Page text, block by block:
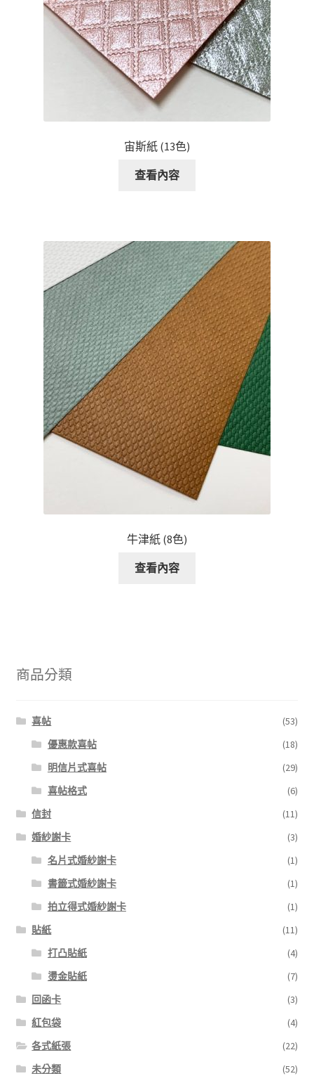
宙斯紙 (13色)
查看內容
牛津紙 (8色)
查看內容
商品分類
喜帖
(53)
優惠款喜帖
(18)
明信片式喜帖
(29)
喜帖格式
(6)
信封
(11)
婚紗謝卡
(3)
名片式婚紗謝卡
(1)
書籤式婚紗謝卡
(1)
拍立得式婚紗謝卡
(1)
貼紙
(11)
打凸貼紙
(4)
燙金貼紙
(7)
回函卡
(3)
紅包袋
(4)
各式紙張
(22)
未分類
(52)